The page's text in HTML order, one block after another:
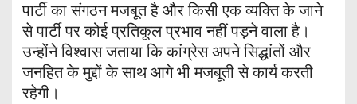
पार्टी का संगठन मजबूत है और किसी एक व्यक्ति के जाने
से पार्टी पर कोई प्रतिकूल प्रभाव नहीं पड़ने वाला है।
उन्होंने विश्वास जताया कि कांग्रेस अपने सिद्धांतों और
जनहित के मुद्दों के साथ आगे भी मजबूती से कार्य करती
रहेगी।